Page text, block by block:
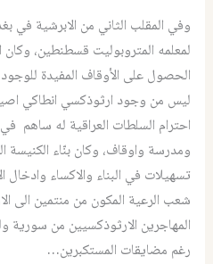
وفي المقلب الثاني من الابرشية في
لمعلمه المتروبوليت قسطنطين،
الحصول على الأوقاف المفيدة
ليس من وجود ارثوذكسي انطاكي
احترام السلطات العراقية له ساهم
ومدرسة واوقاف، وكان بنّاء الكنيسة
تسهيلات في البناء والاكساء
شعب الرعية المكون من منتمين الى
المهاجرين الارثوذكسيين من سورية
رغم مضايقات المستكبرين…